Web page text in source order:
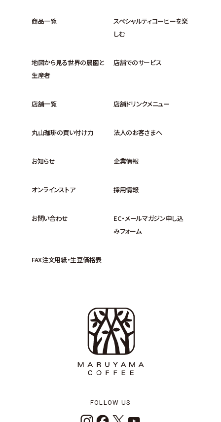
商品一覧
スペシャルティコーヒーを楽
しむ
地図から見る世界の農園と
生産者
店舗でのサービス
店舗一覧 店舗ドリンクメニュー
丸山珈琲の買い付け力 法人のお客さまへ
お知らせ 企業情報
オンラインストア 採用情報
お問い合わせ
EC・メールマガジン申し込
みフォーム
FAX注文用紙・生豆価格表
FOLLOW US